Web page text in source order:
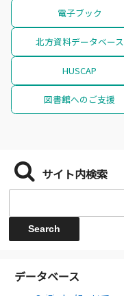
電子ブック
北方資料データベース
HUSCAP
図書館へのご支援
サイト内検索
データベース